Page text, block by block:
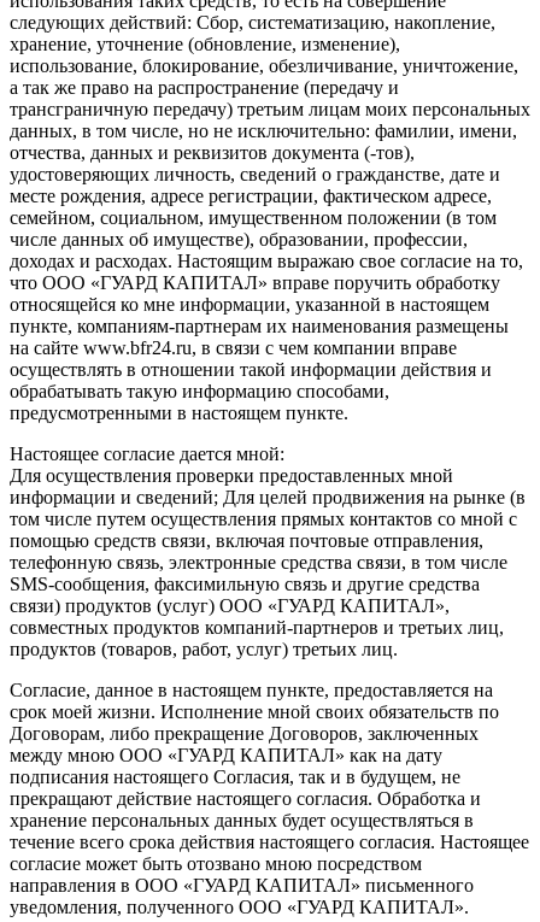
следующих действий: Сбор, систематизацию, накопление,
хранение, уточнение (обновление, изменение),
использование, блокирование, обезличивание, уничтожение,
а так же право на распространение (передачу и
трансграничную передачу) третьим лицам моих персональных
данных, в том числе, но не исключительно: фамилии, имени,
отчества, данных и реквизитов документа (-тов),
удостоверяющих личность, сведений о гражданстве, дате и
месте рождения, адресе регистрации, фактическом адресе,
семейном, социальном, имущественном положении (в том
числе данных об имуществе), образовании, профессии,
доходах и расходах. Настоящим выражаю свое согласие на то,
что ООО «ГУАРД КАПИТАЛ» вправе поручить обработку
относящейся ко мне информации, указанной в настоящем
пункте, компаниям-партнерам их наименования размещены
на сайте www.bfr24.ru, в связи с чем компании вправе
осуществлять в отношении такой информации действия и
обрабатывать такую информацию способами,
предусмотренными в настоящем пункте.
Настоящее согласие дается мной:
Для осуществления проверки предоставленных мной
информации и сведений; Для целей продвижения на рынке (в
том числе путем осуществления прямых контактов со мной с
помощью средств связи, включая почтовые отправления,
телефонную связь, электронные средства связи, в том числе
SMS-сообщения, факсимильную связь и другие средства
связи) продуктов (услуг) ООО «ГУАРД КАПИТАЛ»,
совместных продуктов компаний-партнеров и третьих лиц,
продуктов (товаров, работ, услуг) третьих лиц.
Согласие, данное в настоящем пункте, предоставляется на
срок моей жизни. Исполнение мной своих обязательств по
Договорам, либо прекращение Договоров, заключенных
между мною ООО «ГУАРД КАПИТАЛ» как на дату
подписания настоящего Согласия, так и в будущем, не
прекращают действие настоящего согласия. Обработка и
хранение персональных данных будет осуществляться в
течение всего срока действия настоящего согласия. Настоящее
согласие может быть отозвано мною посредством
направления в ООО «ГУАРД КАПИТАЛ» письменного
уведомления, полученного ООО «ГУАРД КАПИТАЛ».